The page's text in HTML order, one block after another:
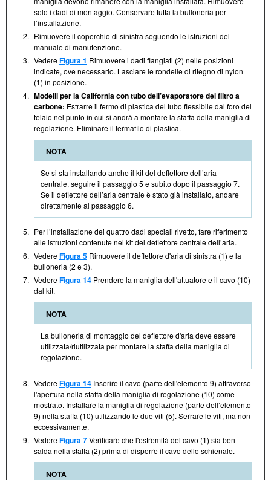
solo i dadi di montaggio. Conservare tutta la bulloneria per
l’installazione.
2. Rimuovere il coperchio di sinistra seguendo le istruzioni del
manuale di manutenzione.
3. VedereFigura 1 Rimuovere i dadi flangiati (2) nelle posizioni
indicate, ove necessario. Lasciare le rondelle di ritegno di nylon
(1) in posizione.
4. Modelli per la California con tubo dell’evaporatore del filtro a
carbone: Estrarre il fermo di plastica del tubo flessibile dal foro del
telaio nel punto in cui si andrà a montare la staffa della maniglia di
regolazione. Eliminare il fermafilo di plastica.
NOTA
Se si sta installando anche il kit del deflettore dell’aria
centrale, seguire il passaggio 5 e subito dopo il passaggio 7.
Se il deflettore dell’aria centrale è stato già installato, andare
direttamente al passaggio 6.
5. Per l’installazione dei quattro dadi speciali rivetto, fare riferimento
alle istruzioni contenute nel kit del deflettore centrale dell’aria.
6. VedereFigura 5 Rimuovere il deflettore d'aria di sinistra (1) e la
bulloneria (2 e 3).
7. VedereFigura 14 Prendere la maniglia dell'attuatore e il cavo (10)
dal kit.
NOTA
La bulloneria di montaggio del deflettore d'aria deve essere
utilizzata/riutilizzata per montare la staffa della maniglia di
regolazione.
8. VedereFigura 14 Inserire il cavo (parte dell'elemento 9) attraverso
l'apertura nella staffa della maniglia di regolazione (10) come
mostrato. Installare la maniglia di regolazione (parte dell’elemento
9) nella staffa (10) utilizzando le due viti (5). Serrare le viti, ma non
eccessivamente.
9. VedereFigura 7Verificare che l'estremità del cavo (1) sia ben
salda nella staffa (2) prima di disporre il cavo dello schienale.
NOTA